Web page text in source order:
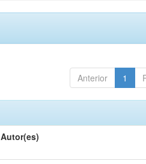
Anterior 1
Autor(es)